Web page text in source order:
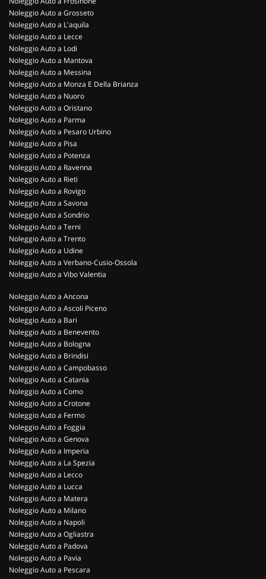
Noleggio Auto a Grosseto
Noleggio Auto a L'aquila
Noleggio Auto a Lecce
Noleggio Auto a Lodi
Noleggio Auto a Mantova
Noleggio Auto a Messina
Noleggio Auto a Monza E Della Brianza
Noleggio Auto a Nuoro
Noleggio Auto a Oristano
Noleggio Auto a Parma
Noleggio Auto a Pesaro Urbino
Noleggio Auto a Pisa
Noleggio Auto a Potenza
Noleggio Auto a Ravenna
Noleggio Auto a Rieti
Noleggio Auto a Rovigo
Noleggio Auto a Savona
Noleggio Auto a Sondrio
Noleggio Auto a Terni
Noleggio Auto a Trento
Noleggio Auto a Udine
Noleggio Auto a Verbano-Cusio-Ossola
Noleggio Auto a Vibo Valentia
Noleggio Auto a Ancona
Noleggio Auto a Ascoli Piceno
Noleggio Auto a Bari
Noleggio Auto a Benevento
Noleggio Auto a Bologna
Noleggio Auto a Brindisi
Noleggio Auto a Campobasso
Noleggio Auto a Catania
Noleggio Auto a Como
Noleggio Auto a Crotone
Noleggio Auto a Fermo
Noleggio Auto a Foggia
Noleggio Auto a Genova
Noleggio Auto a Imperia
Noleggio Auto a La Spezia
Noleggio Auto a Lecco
Noleggio Auto a Lucca
Noleggio Auto a Matera
Noleggio Auto a Milano
Noleggio Auto a Napoli
Noleggio Auto a Ogliastra
Noleggio Auto a Padova
Noleggio Auto a Pavia
Noleggio Auto a Pescara